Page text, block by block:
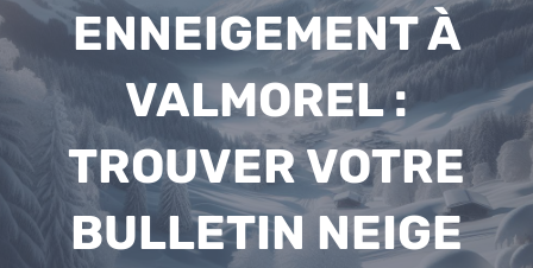
ENNEIGEMENT À
VALMOREL :
TROUVER VOTRE
BULLETIN NEIGE